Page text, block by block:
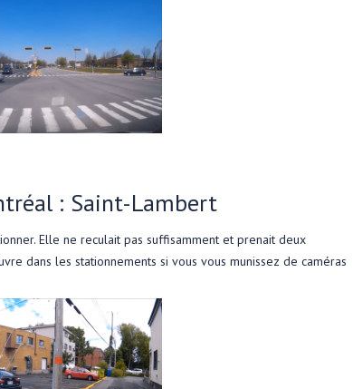
: Saint-Lambert
Elle ne reculait pas suffisamment et prenait deux
dans les stationnements si vous vous munissez de caméras